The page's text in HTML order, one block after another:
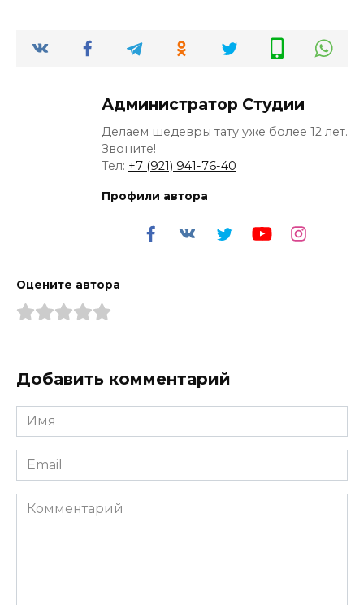
Администратор Студии
Делаем шедевры тату уже более 12 лет.
Звоните!
Тел: +7 (921) 941-76-40
Профили автора
Оцените автора
Добавить комментарий
Имя
*
Email
*
Комментарий